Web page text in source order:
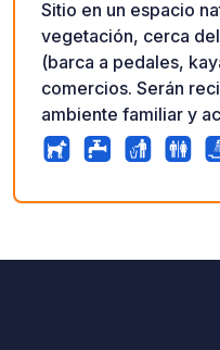
Sitio en un espacio
vegetación, cerca
(barca a pedales,
comercios. Serán
ambiente familiar y
Quentin, Louane y
responsables del